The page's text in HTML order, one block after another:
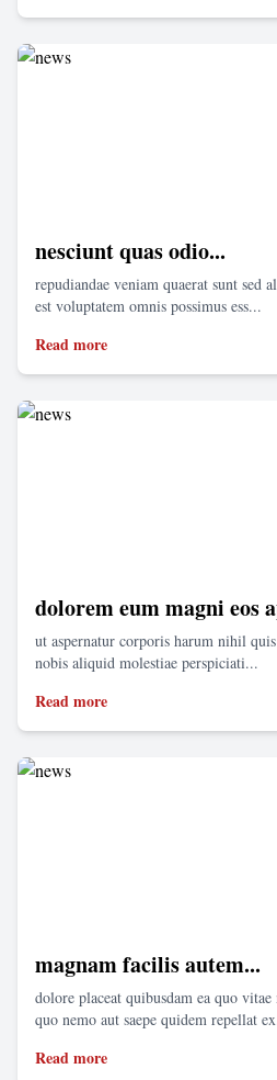
nesciunt quas odio...
repudiandae veniam quaerat sunt sed
est voluptatem omnis possimus ess...
Read more
dolorem eum magni eos
ut aspernatur corporis harum nihil
nobis aliquid molestiae perspiciati...
Read more
magnam facilis autem...
dolore placeat quibusdam ea quo
quo nemo aut saepe quidem repellat
Read more